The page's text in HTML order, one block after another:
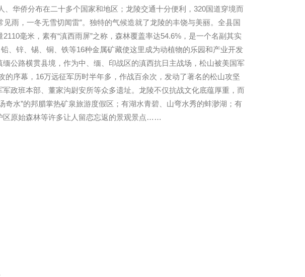
华侨分布在二十多个国家和地区；龙陵交通十分便利，320国道穿境而
雨，一冬无雪切闻雷”。独特的气候造就了龙陵的丰饶与美丽。全县国
毫米，素有“滇西雨屏”之称，森林覆盖率达54.6%，是一个名副其实
、锌、锡、铜、铁等16种金属矿藏使这里成为动植物的乐园和产业开发
公路横贯县境，作为中、缅、印战区的滇西抗日主战场，松山被美国军
序幕，16万远征军历时半年多，作战百余次，发动了著名的松山攻坚
政班本部、董家沟尉安所等众多遗址。龙陵不仅抗战文化底蕴厚重，而
水”的邦腊掌热矿泉旅游度假区；有湖水青碧、山弯水秀的蚌渺湖；有
区原始森林等许多让人留恋忘返的景观景点……